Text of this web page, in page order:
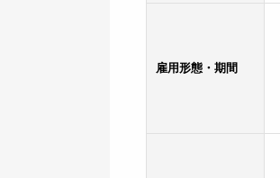
雇用形態・期間